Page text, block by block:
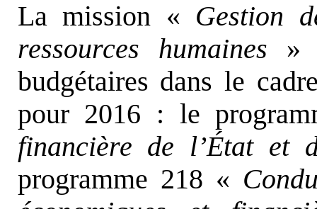
La mission « Gestion
ressources humaines »
budgétaires dans le
pour 2016 : le
financière de l’État et
programme 218 «